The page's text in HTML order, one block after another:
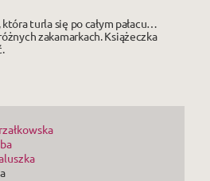
turla się po całym pałacu…
zakamarkach. Książeczka